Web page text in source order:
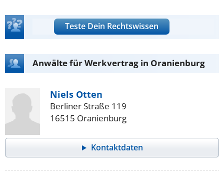
Teste Dein Rechtswissen
Anwälte für Werkvertrag in Oranienburg
Niels Otten
Berliner Straße 119
16515 Oranienburg
Kontaktdaten